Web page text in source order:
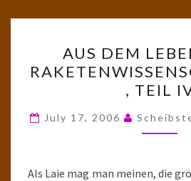
DEM
EINES
TEIL
AUS DEM
, TEIL
July 17, 2006
Als Laie mag man meinen, die